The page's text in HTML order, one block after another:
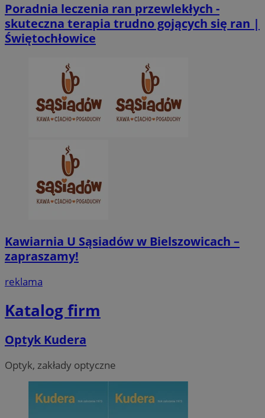
Poradnia leczenia ran przewlekłych -
skuteczna terapia trudno gojących się ran |
Świętochłowice
Kawiarnia U Sąsiadów w Bielszowicach –
zapraszamy!
reklama
Katalog firm
Optyk Kudera
Optyk, zakłady optyczne